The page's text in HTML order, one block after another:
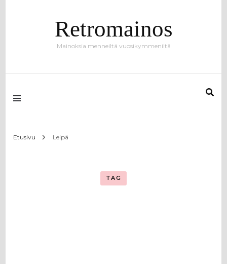
Retromainos
Mainoksia menneiltä vuosikymmeniltä
Etusivu Leipä
TAG